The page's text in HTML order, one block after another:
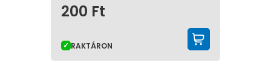
200 Ft
RAKTÁRON